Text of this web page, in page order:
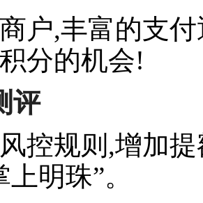
户,丰富的支
分的机会!
评
控规则,增加
明珠”。